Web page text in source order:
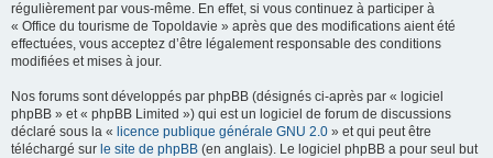
régulièrement par vous-même. En effet, si vous continuez à participer à
« Office du tourisme de Topoldavie » après que des modifications aient été
effectuées, vous acceptez d’être légalement responsable des conditions
modifiées et mises à jour.
Nos forums sont développés par phpBB (désignés ci-après par « logiciel
phpBB » et « phpBB Limited ») qui est un logiciel de forum de discussions
déclaré sous la « licence publique générale GNU 2.0 » et qui peut être
téléchargé sur le site de phpBB (en anglais). Le logiciel phpBB a pour seul but